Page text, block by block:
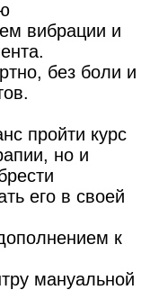
вибрации и
без боли и
пройти курс
но и
его в своей
к
мануальной